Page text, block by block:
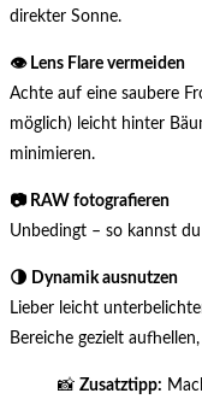
direkter Sonne.
👁️ Lens Flare vermeiden
Achte auf eine saubere
möglich) leicht hinter
minimieren.
📷 RAW fotografieren
Unbedingt – so kannst
🌗 Dynamik ausnutzen
Lieber leicht
Bereiche gezielt
📸 Zusatztipp: